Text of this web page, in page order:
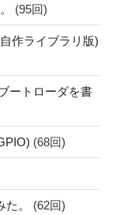
(95回)
作ライブラリ版)
ートローダを書
(68回)
。 (62回)